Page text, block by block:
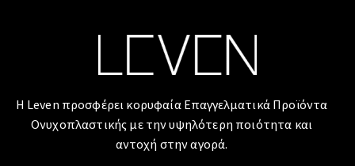
Η Leven προσφέρει κορυφαία Επαγγελματικά Προϊόντα
Ονυχοπλαστικής με την υψηλότερη ποιότητα και
αντοχή στην αγορά.